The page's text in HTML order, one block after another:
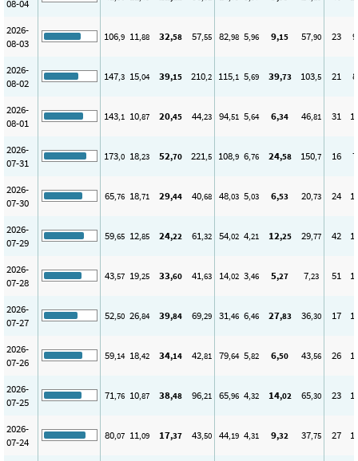
08-04
2026-
08-03
106,9 11,88 32,58 57,55 82,98 5,96 9,15 57,90 23 9
2026-
08-02
147,3 15,04 39,15 210,2 115,1 5,69 39,73 103,5 21 8
2026-
08-01
143,1 10,87 20,45 44,23 94,51 5,64 6,34 46,81 31
2026-
07-31
173,0 18,23 52,70 221,5 108,9 6,76 24,58 150,7 16 7
2026-
07-30
65,76 18,71 29,44 40,68 48,03 5,03 6,53 20,73 24
2026-
07-29
59,65 12,85 24,22 61,32 54,02 4,21 12,25 29,77 42
2026-
07-28
43,57 19,25 33,60 41,63 14,02 3,46 5,27 7,23 51
2026-
07-27
52,50 26,84 39,84 69,29 31,46 6,46 27,83 36,30 17
2026-
07-26
59,14 18,42 34,14 42,81 79,64 5,82 6,50 43,56 26
2026-
07-25
71,76 10,87 38,48 96,21 65,96 4,32 14,02 65,30 23
2026-
07-24
80,07 11,09 17,37 43,50 44,19 4,31 9,32 37,75 27